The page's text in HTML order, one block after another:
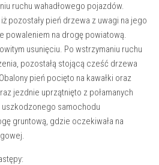
ruchu wahadłowego pojazdów.
pozostały pień drzewa z uwagi na jego
powaleniem na drogę powiatową.
usunięciu. Po wstrzymaniu ruchu
pozostałą stojącą cześć drzewa
pień pocięto na kawałki oraz
jezdnie uprzątnięto z połamanych
uszkodzonego samochodu
gruntową, gdzie oczekiwała na